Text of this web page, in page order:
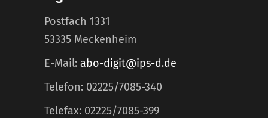
Postfach 1331
53335 Meckenheim
E-Mail: abo-digit@ips-d.de
Telefon: 02225/7085-340
Telefax: 02225/7085-399